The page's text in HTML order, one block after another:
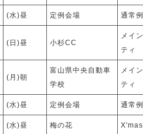
(水)昼 定例会場 通常
(日)昼 小杉CC
メイ
ティ
(月)朝
富山県中央自動車
学校
メイ
ティ
(水)昼 定例会場 通常
(水)昼 梅の花